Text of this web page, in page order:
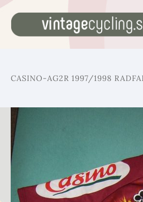
CASINO-AG2R 1997/1998